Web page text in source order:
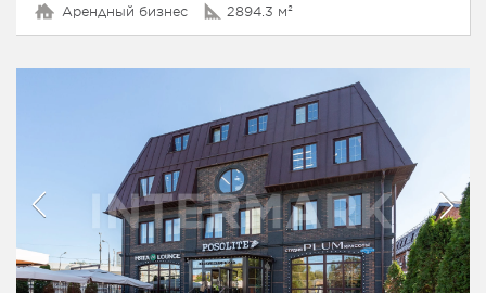
Арендный бизнес 2894.3 м²